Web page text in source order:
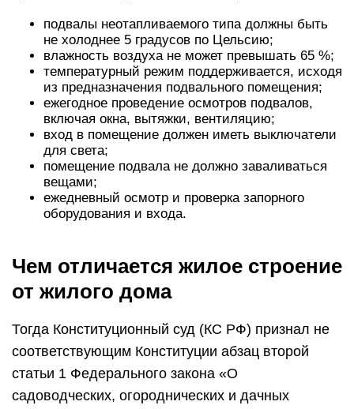
подвалы неотапливаемого типа должны быть
не холоднее 5 градусов по Цельсию;
влажность воздуха не может превышать 65 %;
температурный режим поддерживается, исходя
из предназначения подвального помещения;
ежегодное проведение осмотров подвалов,
включая окна, вытяжки, вентиляцию;
вход в помещение должен иметь выключатели
для света;
помещение подвала не должно заваливаться
вещами;
ежедневный осмотр и проверка запорного
оборудования и входа.
Чем отличается жилое строение
от жилого дома
Тогда Конституционный суд (КС РФ) признал не
соответствующим Конституции абзац второй
статьи 1 Федерального закона «О
садоводческих, огороднических и дачных